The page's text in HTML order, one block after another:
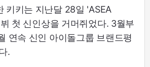
키키는 지난달 28일 'ASEA
첫 신인상을 거머쥐었다. 3월부
연속 신인 아이돌그룹 브랜드평
.